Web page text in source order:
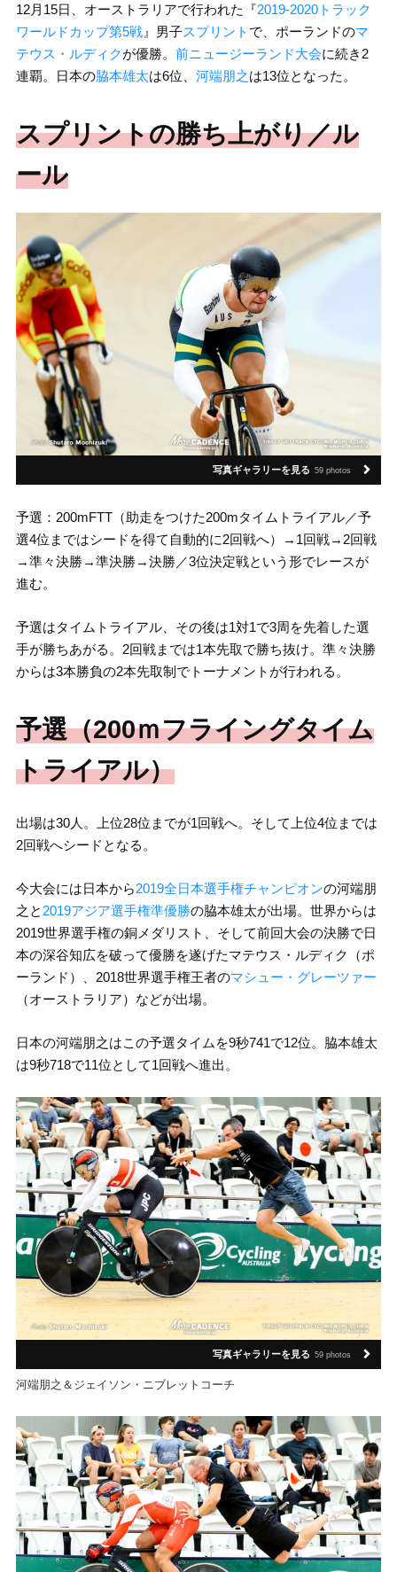
12月15日、オーストラリアで行われた『2019-2020トラック
ワールドカップ第5戦』男子スプリント で、ポーランドのマ
テウス・ルディクが優勝。 前ニュージーランド大会に続き2
連覇。日本の脇本雄太は6位、 河端朋之は13位となった。
スプリントの勝ち上がり／ル
ール
写真ギャラリーを見る 59 photos
予選：200mFTT（助走をつけた200mタイムトライアル／予
選4位まではシードを得て自動的に2回戦へ）→1回戦→2回戦
→準々決勝→準決勝→決勝／3位決定戦という形でレースが
進む。
予選はタイムトライアル、その後は1対1で3周を先着した選
手が勝ちあがる。2回戦までは1本先取で勝ち抜け。準々決勝
からは3本勝負の2本先取制でトーナメントが行われる。
予選（200ｍフライングタイム
トライアル）
出場は30人。上位28位までが1回戦へ。そして上位4位までは
2回戦へシードとなる。
今大会には日本から2019全日本選手権チャンピオンの河端朋
之と 2019アジア選手権準優勝の脇本雄太が出場。世界からは
2019世界選手権の銅メダリスト、そして前回大会の決勝で日
本の深谷知広を破って優勝を遂げたマテウス・ルディク（ポ
ーランド）、2018世界選手権王者のマシュー・グレーツァー
（オーストラリア）などが出場。
日本の河端朋之はこの予選タイムを9秒741で12位。脇本雄太
は9秒718で11位として1回戦へ進出。
写真ギャラリーを見る 59 photos
河端朋之＆ジェイソン・ニブレットコーチ